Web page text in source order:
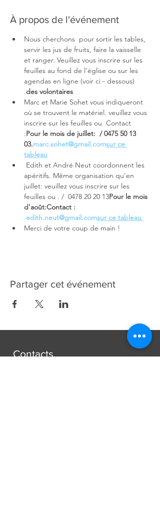
À propos de l'événement
Nous cherchons pour sortir les tables,
servir les jus de fruits, faire la vaisselle
et ranger. Veuillez vous inscrire sur les
feuilles au fond de l’église ou sur les
agendas en ligne (voir ci - dessous)
.des volontaires
Marc et Marie Sohet vous indiqueront
où se trouvent le matériel. veuillez vous
inscrire sur les feuilles ou Contact
:Pour le mois de juillet: / 0475 50 13
03.marc.sohet@gmail.comsur ce
tableau
apéritifs. Même organisation qu'en
juillet: veuillez vous inscrire sur les
feuilles ou . /  0478 20 20 13Pour le mois
d'août:Contact :
edith.neut@gmail.comsur ce tableau
Merci de votre coup de main !
Partager cet événement
Contacts